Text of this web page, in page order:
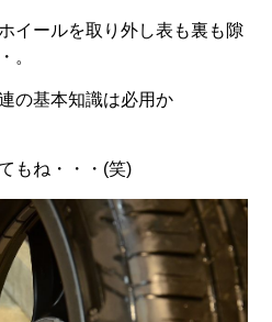
イールを取り外し表も裏も隙
。
の基本知識は必用か
もね・・・(笑)